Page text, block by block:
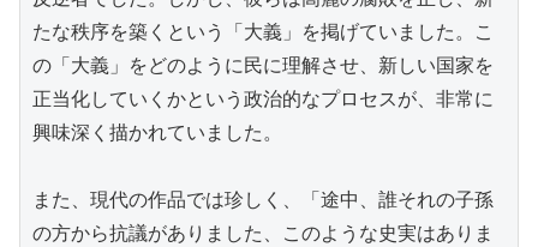
たな秩序を築くという「大義」を掲げていました。こ
の「大義」をどのように民に理解させ、新しい国家を
正当化していくかという政治的なプロセスが、非常に
興味深く描かれていました。
また、現代の作品では珍しく、「途中、誰それの子孫
の方から抗議がありました、このような史実はありま